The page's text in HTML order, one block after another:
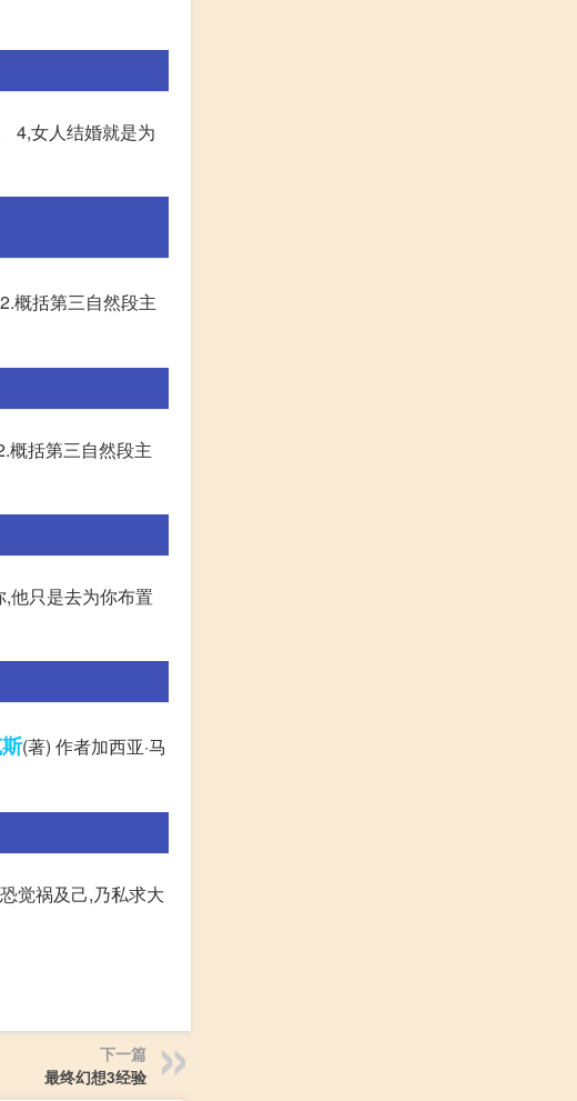
4,女人结婚就是为
概括第三自然段主
概括第三自然段主
,他只是去为你布置
(著) 作者加西亚·马
觉祸及己,乃私求大
下一篇
最终幻想3经验